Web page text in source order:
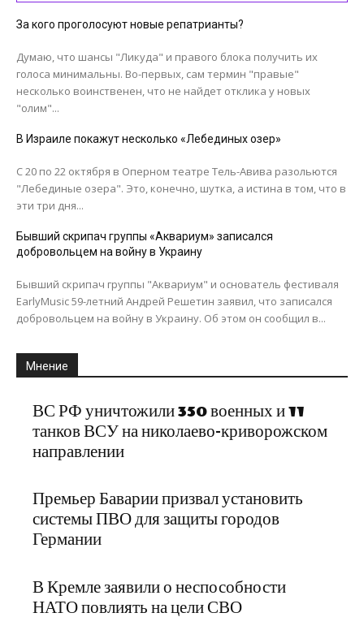
За кого проголосуют новые репатрианты?
Думаю, что шансы "Ликуда" и правого блока получить их
голоса минимальны. Во-первых, сам термин "правые"
несколько воинственен, что не найдет отклика у новых
"олим"...
В Израиле покажут несколько «Лебединых озер»
С 20 по 22 октября в Оперном театре Тель-Авива разольются
"Лебединые озера". Это, конечно, шутка, а истина в том, что в
эти три дня...
Бывший скрипач группы «Аквариум» записался
добровольцем на войну в Украину
Бывший скрипач группы "Аквариум" и основатель фестиваля
EarlyMusic 59-летний Андрей Решетин заявил, что записался
добровольцем на войну в Украину. Об этом он сообщил в...
Мнение
ВС РФ уничтожили 350 военных и 11
танков ВСУ на николаево-криворожском
направлении
Премьер Баварии призвал установить
системы ПВО для защиты городов
Германии
В Кремле заявили о неспособности
НАТО повлиять на цели СВО